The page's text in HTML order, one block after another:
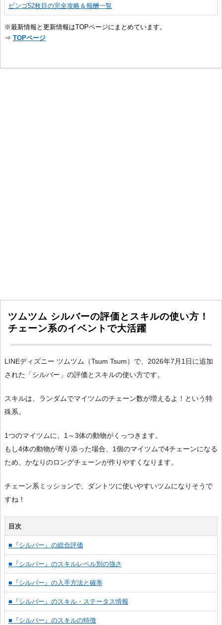
ビンゴ52枚目の完全攻略＆報酬一覧
※最新情報と更新情報はTOPページにまとめています。
⇒ TOPページ
ツムツム シルバーの評価とスキルの使い方！
チェーン系のイベントで大活躍
LINEディズニー ツムツム（Tsum Tsum）で、2026年7月1日に追加
された「シルバー」の評価とスキルの使い方です。
スキルは、ランダムでマイツムのチェーン数が増えるよ！という特
殊系。
1つのマイツムに、1～3体の動物がくっつきます。
もし4体の動物が寄り添った場合、1個のマイツムで4チェーンになる
ため、かなりのロングチェーンが作りやすくなります。
チェーン系ミッションで、ダントツに使いやすいツムになりそうで
すね！
目次
■『シルバー』の総合評価
■『シルバー』のスキルレベル別の強さ
■『シルバー』の入手方法と確率
■『シルバー』のスキル・ステータス情報
■『シルバー』のスキルの特徴